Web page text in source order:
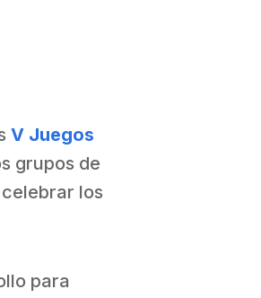
V Juegos
grupos de
los
para